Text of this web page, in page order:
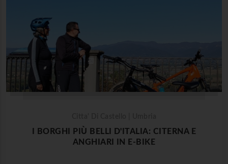
I BORGHI PIÙ BELLI D'ITALIA: CITERNA E
ANGHIARI IN E-BIKE